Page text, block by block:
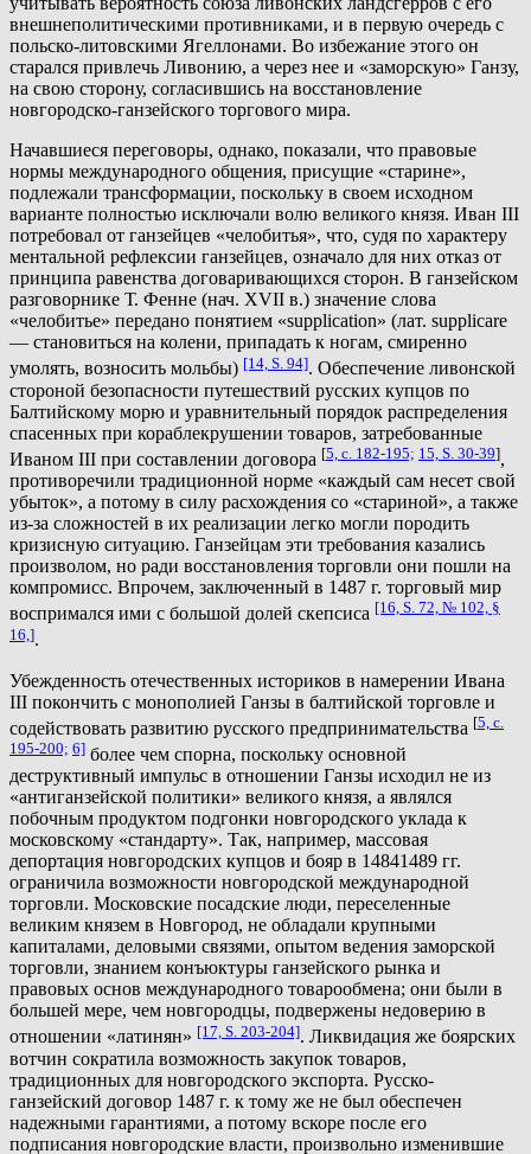
внешнеполитическими противниками, и в первую очередь с
польско-литовскими Ягеллонами. Во избежание этого он
старался привлечь Ливонию, а через нее и «заморскую» Ганзу,
на свою сторону, согласившись на восстановление
новгородско-ганзейского торгового мира.
Начавшиеся переговоры, однако, показали, что правовые
нормы международного общения, присущие «старине»,
подлежали трансформации, поскольку в своем исходном
варианте полностью исключали волю великого князя. Иван III
потребовал от ганзейцев «челобитья», что, судя по характеру
ментальной рефлексии ганзейцев, означало для них отказ от
принципа равенства договаривающихся сторон. В ганзейском
разговорнике Т. Фенне (нач. XVII в.) значение слова
«челобитье» передано понятием «supplication» (лат. supplicare
— становиться на колени, припадать к ногам, смиренно
умолять, возносить мольбы) [14, S. 94]. Обеспечение ливонской
стороной безопасности путешествий русских купцов по
Балтийскому морю и уравнительный порядок распределения
спасенных при кораблекрушении товаров, затребованные
Иваном III при составлении договора [5, с. 182-195; 15, S. 30-39],
противоречили традиционной норме «каждый сам несет свой
убыток», а потому в силу расхождения со «стариной», а также
из-за сложностей в их реализации легко могли породить
кризисную ситуацию. Ганзейцам эти требования казались
произволом, но ради восстановления торговли они пошли на
компромисс. Впрочем, заключенный в 1487 г. торговый мир
воспримался ими с большой долей скепсиса [16, S. 72, № 102, §
16,].
Убежденность отечественных историков в намерении Ивана
III покончить с монополией Ганзы в балтийской торговле и
содействовать развитию русского предпринимательства [5, с.
195-200; 6] более чем спорна, поскольку основной
деструктивный импульс в отношении Ганзы исходил не из
«антиганзейской политики» великого князя, а являлся
побочным продуктом подгонки новгородского уклада к
московскому «стандарту». Так, например, массовая
депортация новгородских купцов и бояр в 14841489 гг.
ограничила возможности новгородской международной
торговли. Московские посадские люди, переселенные
великим князем в Новгород, не обладали крупными
капиталами, деловыми связями, опытом ведения заморской
торговли, знанием конъюктуры ганзейского рынка и
правовых основ международного товарообмена; они были в
большей мере, чем новгородцы, подвержены недоверию в
отношении «латинян» [17, S. 203-204]. Ликвидация же боярских
вотчин сократила возможность закупок товаров,
традиционных для новгородского экспорта. Русско-
ганзейский договор 1487 г. к тому же не был обеспечен
надежными гарантиями, а потому вскоре после его
подписания новгородские власти, произвольно изменившие